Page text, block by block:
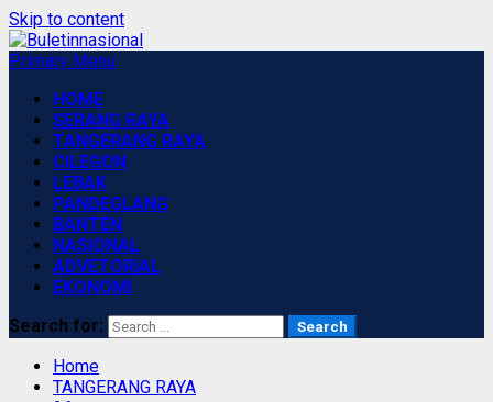
Skip to content
Primary Menu
HOME
SERANG RAYA
TANGERANG RAYA
CILEGON
LEBAK
PANDEGLANG
BANTEN
NASIONAL
ADVETORIAL
EKONOMI
Search for:
Home
TANGERANG RAYA